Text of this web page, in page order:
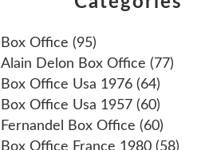
Box Office (95)
Alain Delon Box Office (77)
Box Office Usa 1976 (64)
Box Office Usa 1957 (60)
Fernandel Box Office (60)
Box Office France 1980 (58)